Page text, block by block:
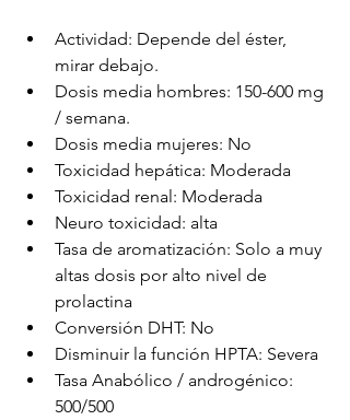
Actividad: Depende del éster,
mirar debajo.
Dosis media hombres: 150-600 mg
/ semana.
Dosis media mujeres: No
Toxicidad hepática: Moderada
Toxicidad renal: Moderada
Neuro toxicidad: alta
Tasa de aromatización: Solo a muy
altas dosis por alto nivel de
prolactina
Conversión DHT: No
Disminuir la función HPTA: Severa
Tasa Anabólico / androgénico:
500/500